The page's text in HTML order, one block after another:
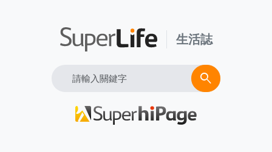
生活誌
Search search